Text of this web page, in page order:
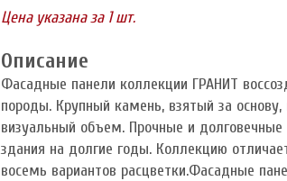
Цена указана за 1 шт.
Описание
Фасадные панели коллекции ГРАНИТ
породы. Крупный камень, взятый за
визуальный объем. Прочные и
здания на долгие годы. Коллекцию
восемь вариантов расцветки.Фасадные